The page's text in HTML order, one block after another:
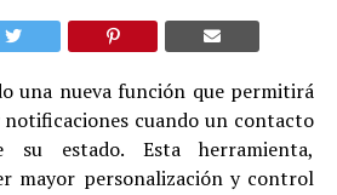
una nueva función que permitirá
notificaciones cuando un contacto
su estado. Esta herramienta,
mayor personalización y control